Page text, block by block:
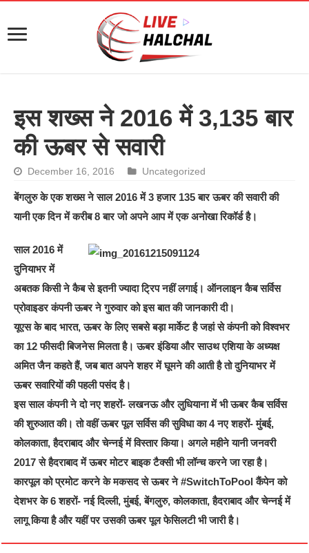
इस शख्स ने 2016 में 3,135 बार
की ऊबर से सवारी
December 16, 2016 Uncategorized
बेंगलुरु के एक शख्स ने साल 2016 में 3 हजार 135 बार ऊबर की सवारी की
यानी एक दिन में करीब 8 बार जो अपने आप में एक अनोखा रिकॉर्ड है।
साल 2016 में
दुनियाभर में
अबतक किसी ने कैब से इतनी ज्यादा ट्रिप नहीं लगाई। ऑनलाइन कैब सर्विस
प्रोवाइडर कंपनी ऊबर ने गुरुवार को इस बात की जानकारी दी।
यूएस के बाद भारत, ऊबर के लिए सबसे बड़ा मार्केट है जहां से कंपनी को विश्वभर
का 12 फीसदी बिजनेस मिलता है। ऊबर इंडिया और साउथ एशिया के अध्यक्ष
अमित जैन कहते हैं, जब बात अपने शहर में घूमने की आती है तो दुनियाभर में
ऊबर सवारियों की पहली पसंद है।
इस साल कंपनी ने दो नए शहरों- लखनऊ और लुधियाना में भी ऊबर कैब सर्विस
की शुरुआत की। तो वहीं ऊबर पूल सर्विस की सुविधा का 4 नए शहरों- मुंबई,
कोलकाता, हैदराबाद और चेन्नई में विस्तार किया। अगले महीने यानी जनवरी
2017 से हैदराबाद में ऊबर मोटर बाइक टैक्सी भी लॉन्च करने जा रहा है।
कारपूल को प्रमोट करने के मकसद से ऊबर ने #SwitchToPool कैंपेन को
देशभर के 6 शहरों- नई दिल्ली, मुंबई, बेंगलुरु, कोलकाता, हैदराबाद और चेन्नई में
लागू किया है और यहीं पर उसकी ऊबर पूल फेसिलटी भी जारी है।